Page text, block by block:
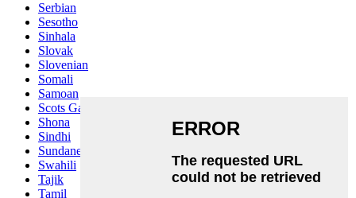
Serbian
Sesotho
Sinhala
Slovak
Slovenian
Somali
Samoan
Scots Gaelic
Shona
Sindhi
Sundanese
Swahili
Tajik
Tamil